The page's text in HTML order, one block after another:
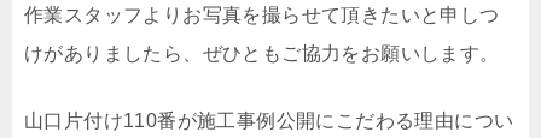
作業スタッフよりお写真を撮らせて頂きたいと申しつ
けがありましたら、ぜひともご協力をお願いします。
山口片付け110番が施工事例公開にこだわる理由につい